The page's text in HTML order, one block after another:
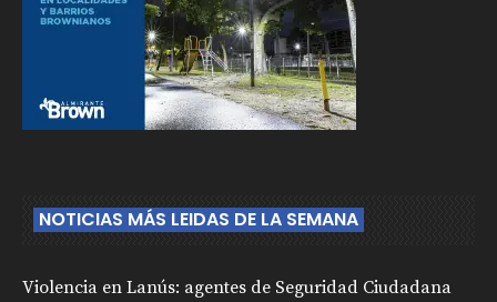
NOTICIAS MÁS LEIDAS DE LA SEMANA
Violencia en Lanús: agentes de Seguridad Ciudadana